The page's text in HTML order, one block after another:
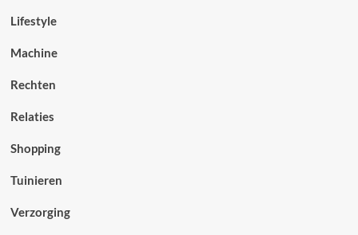
Lifestyle
Machine
Rechten
Relaties
Shopping
Tuinieren
Verzorging